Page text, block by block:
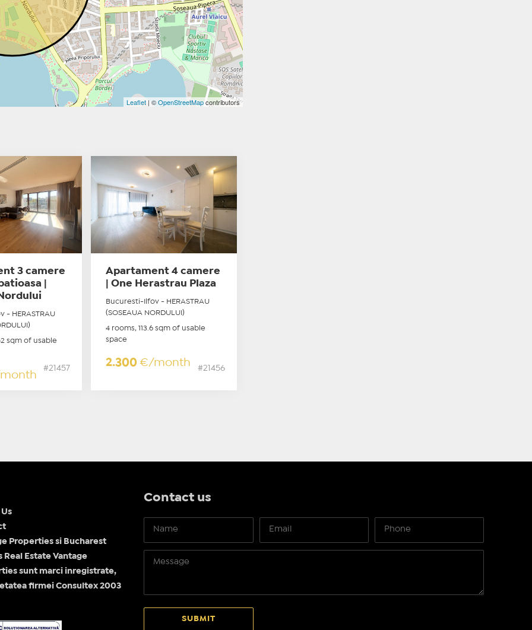
Leaflet| ©OpenStreetMapcontributors
3 camere
|
- HERASTRAU
sqm of usable
#21457
Apartament 4 camere
| One Herastrau Plaza
Bucuresti-Ilfov - HERASTRAU
(SOSEAUA NORDULUI)
4 rooms, 113.6 sqm of usable
space
2.300€/month
#21456
Properties si Bucharest
Real Estate Vantage
sunt marci inregistrate,
firmei Consultex 2003
Contact us